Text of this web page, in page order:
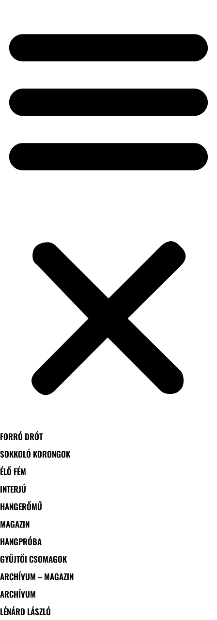
FORRÓ DRÓT
SOKKOLÓ KORONGOK
ÉLŐ FÉM
INTERJÚ
HANGERŐMŰ
MAGAZIN
HANGPRÓBA
GYŰJTŐI CSOMAGOK
ARCHÍVUM – MAGAZIN
ARCHÍVUM
LÉNÁRD LÁSZLÓ